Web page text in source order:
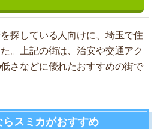
探している人向けに、埼玉で住
。上記の街は、治安や交通アク
さなどに優れたおすすめの街で
スミカがおすすめ